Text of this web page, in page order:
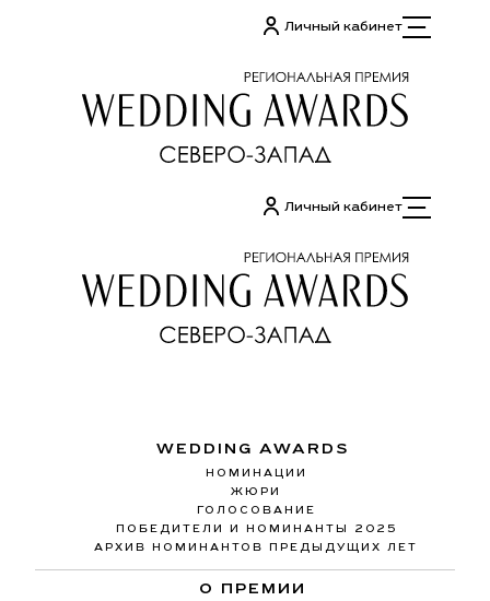
Личный кабинет
Личный кабинет
WEDDING AWARDS
НОМИНАЦИИ
ЖЮРИ
ГОЛОСОВАНИЕ
ПОБЕДИТЕЛИ И НОМИНАНТЫ 2025
АРХИВ НОМИНАНТОВ ПРЕДЫДУЩИХ ЛЕТ
О ПРЕМИИ